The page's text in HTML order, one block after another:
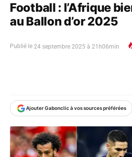
Football : l’Afrique
au Ballon d’or 2025
Publié le 24 septembre 2025 à 21h06min
Ajouter Gabonclic à vos sources préférées